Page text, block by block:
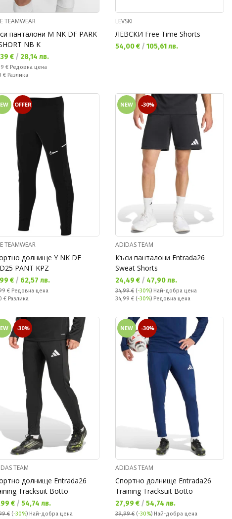
TEAMWEAR
панталони M NK DF PARK
NB K
цена:
€ / 28,14 лв.
цена:
€ Редовна цена
€ Разлика
LEVSKI
ЛЕВСКИ Free Time Shorts
Текуща цена:
54,00 € / 105,61 лв.
OFFER
TEAMWEAR
долнище Y NK DF
PANT KPZ
цена:
€ / 62,57 лв.
цена:
€ Редовна цена
€ Разлика
NEW -30%
ADIDAS TEAM
Къси панталони Entrada26
Sweat Shorts
Текуща цена:
24,49 € / 47,90 лв.
34,99 € (-30%) Най-добра цена
Редовна цена:
34,99 € (-30%) Редовна цена
-30%
TEAM
долнище Entrada26
Tracksuit Botto
цена:
€ / 54,74 лв.
€ (-30%) Най-добра цена
NEW -30%
ADIDAS TEAM
Спортно долнище Entrada26
Training Tracksuit Botto
Текуща цена:
27,99 € / 54,74 лв.
39,99 € (-30%) Най-добра цена